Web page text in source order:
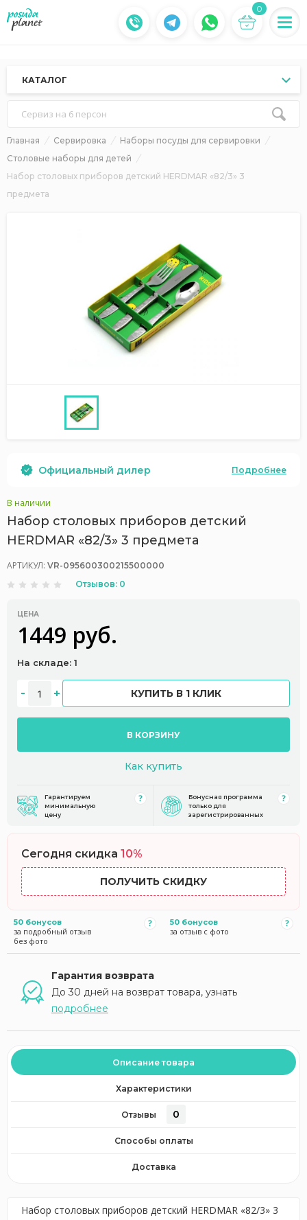
0
КАТАЛОГ
Сервиз на 6 персон
Главная Сервировка
Наборы посуды для сервировки
Столовые наборы для детей
Набор столовых приборов детский HERDMAR «82/3» 3
предмета
Официальный дилер Подробнее
В наличии
Набор столовых приборов детский
HERDMAR «82/3» 3 предмета
АРТИКУЛ: VR-095600300215500000
Отзывов: 0
ЦЕНА
1449 руб.
На складе: 1
КУПИТЬ В 1 КЛИК
В КОРЗИНУ
Как купить
Гарантируем
минимальную
цену
Бонусная программа
только для
зарегистрированных
Сегодня скидка 10%
ПОЛУЧИТЬ СКИДКУ
50 бонусов
за подробный отзыв
без фото
50 бонусов
за отзыв с фото
Гарантия возврата
До 30 дней на возврат товара, узнать
подробнее
Описание товара
Характеристики
Отзывы 0
Способы оплаты
Доставка
Набор столовых приборов детский HERDMAR «82/3» 3